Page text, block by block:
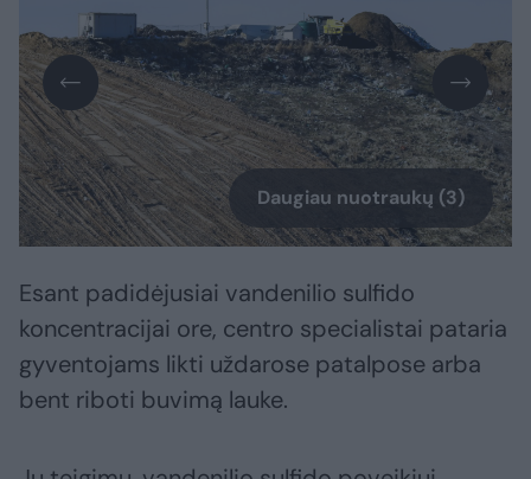
Daugiau nuotraukų (3)
Esant padidėjusiai vandenilio sulfido
koncentracijai ore, centro specialistai pataria
gyventojams likti uždarose patalpose arba
bent riboti buvimą lauke.